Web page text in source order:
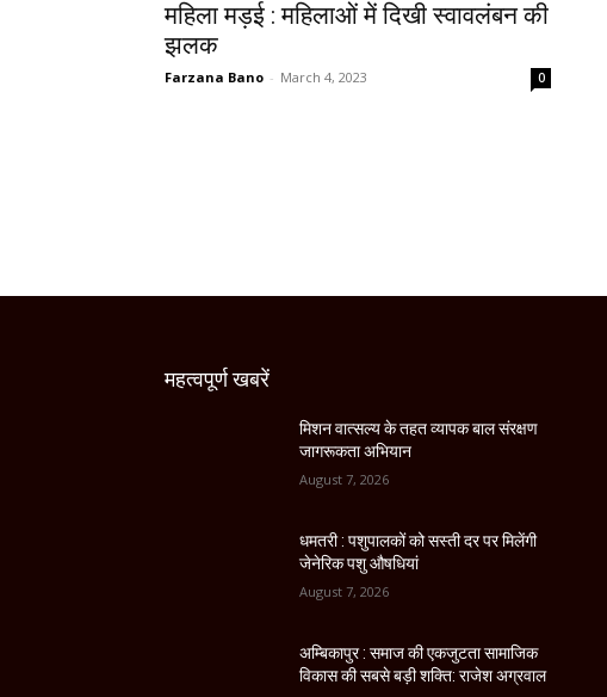
महिला मड़ई : महिलाओं में दिखी स्वावलंबन की
झलक
Farzana Bano - March 4, 2023 0
महत्वपूर्ण खबरें
मिशन वात्सल्य के तहत व्यापक बाल संरक्षण
जागरूकता अभियान
August 7, 2026
धमतरी : पशुपालकों को सस्ती दर पर मिलेंगी
जेनेरिक पशु औषधियां
August 7, 2026
अम्बिकापुर : समाज की एकजुटता सामाजिक
विकास की सबसे बड़ी शक्ति: राजेश अग्रवाल